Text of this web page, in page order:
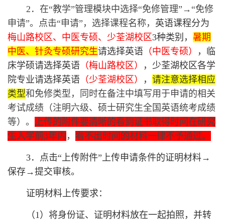
2．在“教学”管理模块中选择“免修管理”→“免修
申请”。点击“申请”，选择课程名称， 英语课程分为
梅山路校区、中医专硕、少荃湖校区3种类别， 暑期
中医、针灸专硕研究生请选择英语 （中医专硕）
，临
床学硕请选择英语 （梅山路校区）
，少荃湖校区各学
院专业请选择英语 （少荃湖校区） ， 请注意选择相应
类型和免修类型，同时在备注中填写用于申请的相关
考试成绩（注明六级、硕士研究生全国英语统考成绩
等）。
上传的附件要清晰的看到证书取得时间在研究
生入学前3年内 ， 看不出时间的材料一律不予通过。
3．点击“上传附件”上传申请条件的证明材料→
保存→提交审核。
证明材料上传要求：
（1）将身份证、证明材料放在一起拍照，并转